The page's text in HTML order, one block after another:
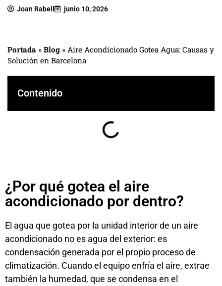
Joan Rabell junio 10, 2026
Portada » Blog » Aire Acondicionado Gotea Agua: Causas y
Solución en Barcelona
Contenido
¿Por qué gotea el aire
acondicionado por dentro?
El agua que gotea por la unidad interior de un aire
acondicionado no es agua del exterior: es
condensación generada por el propio proceso de
climatización. Cuando el equipo enfría el aire, extrae
también la humedad, que se condensa en el